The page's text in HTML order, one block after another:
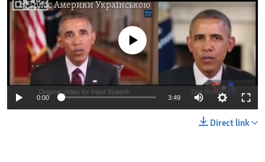
byГолос Америки Українською
No media source currently available
0:00 3:49
Direct link